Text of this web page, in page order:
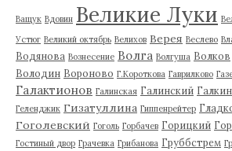
Ващук Вдовин Великие Луки
Устюг Великий октябрь Велихов Верея Веслево
Водянова Вознесение Волга Волгуша Волков
Володин Вороново Г.Короткова Гаврилково
Галактионов Галинская Галинский Галкин
Геленджик Гизатуллина Гиппенрейтер
Гоголевский Гоголь Горбачев Горицкий
Гостиный двор Грачевка Грибанова Груббстрем